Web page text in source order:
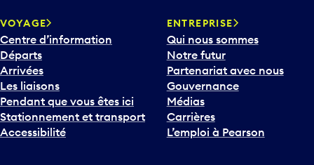
VOYAGE
Centre d’information
Départs
Arrivées
Les liaisons
Pendant que vous êtes ici
Stationnement et transport
Accessibilité
ENTREPRISE
Qui nous sommes
Notre futur
Partenariat avec nous
Gouvernance
Médias
Carrières
L’emploi à Pearson